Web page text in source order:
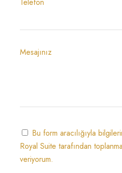
Telefon
Mesajınız
Bu form aracılığıyla
Royal Suite tarafından
veriyorum.